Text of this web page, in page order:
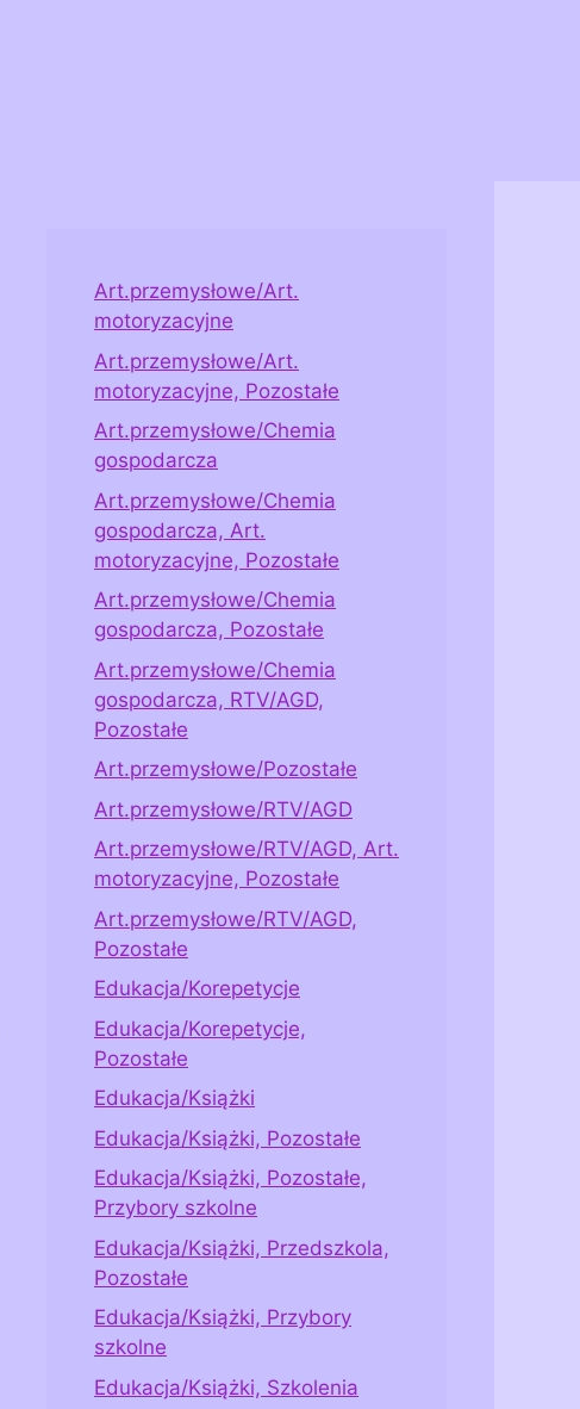
Art.przemysłowe/Art.
motoryzacyjne
Art.przemysłowe/Art.
motoryzacyjne, Pozostałe
Art.przemysłowe/Chemia
gospodarcza
Art.przemysłowe/Chemia
gospodarcza, Art.
motoryzacyjne, Pozostałe
Art.przemysłowe/Chemia
gospodarcza, Pozostałe
Art.przemysłowe/Chemia
gospodarcza, RTV/AGD,
Pozostałe
Art.przemysłowe/Pozostałe
Art.przemysłowe/RTV/AGD
Art.przemysłowe/RTV/AGD, Art.
motoryzacyjne, Pozostałe
Art.przemysłowe/RTV/AGD,
Pozostałe
Edukacja/Korepetycje
Edukacja/Korepetycje,
Pozostałe
Edukacja/Książki
Edukacja/Książki, Pozostałe
Edukacja/Książki, Pozostałe,
Przybory szkolne
Edukacja/Książki, Przedszkola,
Pozostałe
Edukacja/Książki, Przybory
szkolne
Edukacja/Książki, Szkolenia